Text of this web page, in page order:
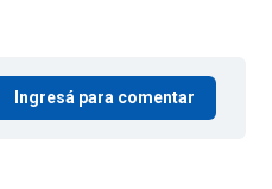
Ingresá para comentar